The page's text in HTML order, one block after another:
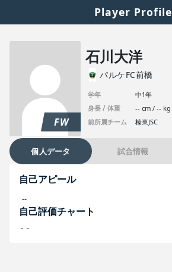
Player Profile
FW
石川大洋
パルケFC前橋
学年
中1年
身長 / 体重
-- cm / -- kg
前所属チーム
榛東JSC
個人データ 試合情報
自己アピール
--
自己評価チャート
--